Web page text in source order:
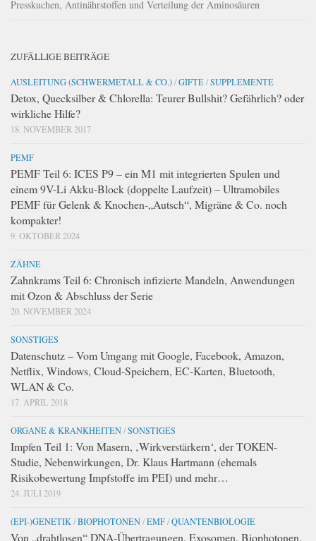
Presskuchen, Antinährstoffen und Verteilung der Aminosäuren
ZUFÄLLIGE BEITRÄGE
AUSLEITUNG (SCHWERMETALL & CO.)/GIFTE/SUPPLEMENTE
Detox, Quecksilber & Chlorella: Teurer Bullshit? Gefährlich? oder
wirkliche Hilfe?
18. NOVEMBER 2017
PEMF
PEMF Teil 6: ICES P9 – ein M1 mit integrierten Spulen und
einem 9V-Li Akku-Block (doppelte Laufzeit) – Ultramobiles
PEMF für Gelenk & Knochen-„Autsch“, Migräne & Co. noch
kompakter!
9. OKTOBER 2024
ZÄHNE
Zahnkrams Teil 6: Chronisch infizierte Mandeln, Anwendungen
mit Ozon & Abschluss der Serie
20. NOVEMBER 2024
SONSTIGES
Datenschutz – Vom Umgang mit Google, Facebook, Amazon,
Netflix, Windows, Cloud-Speichern, EC-Karten, Bluetooth,
WLAN & Co.
17. APRIL 2018
ORGANE & KRANKHEITEN/SONSTIGES
Impfen Teil 1: Von Masern, ‚Wirkverstärkern‘, der TOKEN-
Studie, Nebenwirkungen, Dr. Klaus Hartmann (ehemals
Risikobewertung Impfstoffe im PEI) und mehr…
24. JULI 2019
(EPI-)GENETIK /BIOPHOTONEN/EMF/QUANTENBIOLOGIE
Von „drahtlosen“ DNA-Übertragungen, Exosomen, Biophotonen,